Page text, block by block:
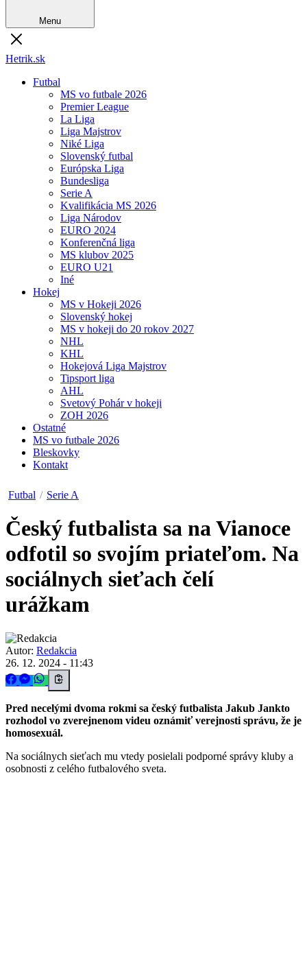
Menu
Hetrik.sk
Futbal
MS vo futbale 2026
Premier League
La Liga
Liga Majstrov
Niké Liga
Slovenský futbal
Európska Liga
Bundesliga
Serie A
Kvalifikácia MS 2026
Liga Národov
EURO 2024
Konferenčná liga
MS klubov 2025
EURO U21
Iné
Hokej
MS v Hokeji 2026
Slovenský hokej
MS v hokeji do 20 rokov 2027
NHL
KHL
Hokejová Liga Majstrov
Tipsport liga
AHL
Svetový Pohár v hokeji
ZOH 2026
Ostatné
MS vo futbale 2026
Bleskovky
Kontakt
Futbal / Serie A
Český futbalista sa na Vianoce
odfotil so svojím priateľom. Na
sociálnych sieťach čelí
urážkam
Autor: Redakcia
26. 12. 2024 - 11:43
Pred necelými dvoma rokmi sa český futbalista Jakub Jankto
rozhodol vo zverejnenom videu oznámiť verejnosti správu, že je
homosexuál.
Na sociálnych sieťach mu vtedy posielali podporné správy kluby a
osobnosti z celého futbalového sveta.